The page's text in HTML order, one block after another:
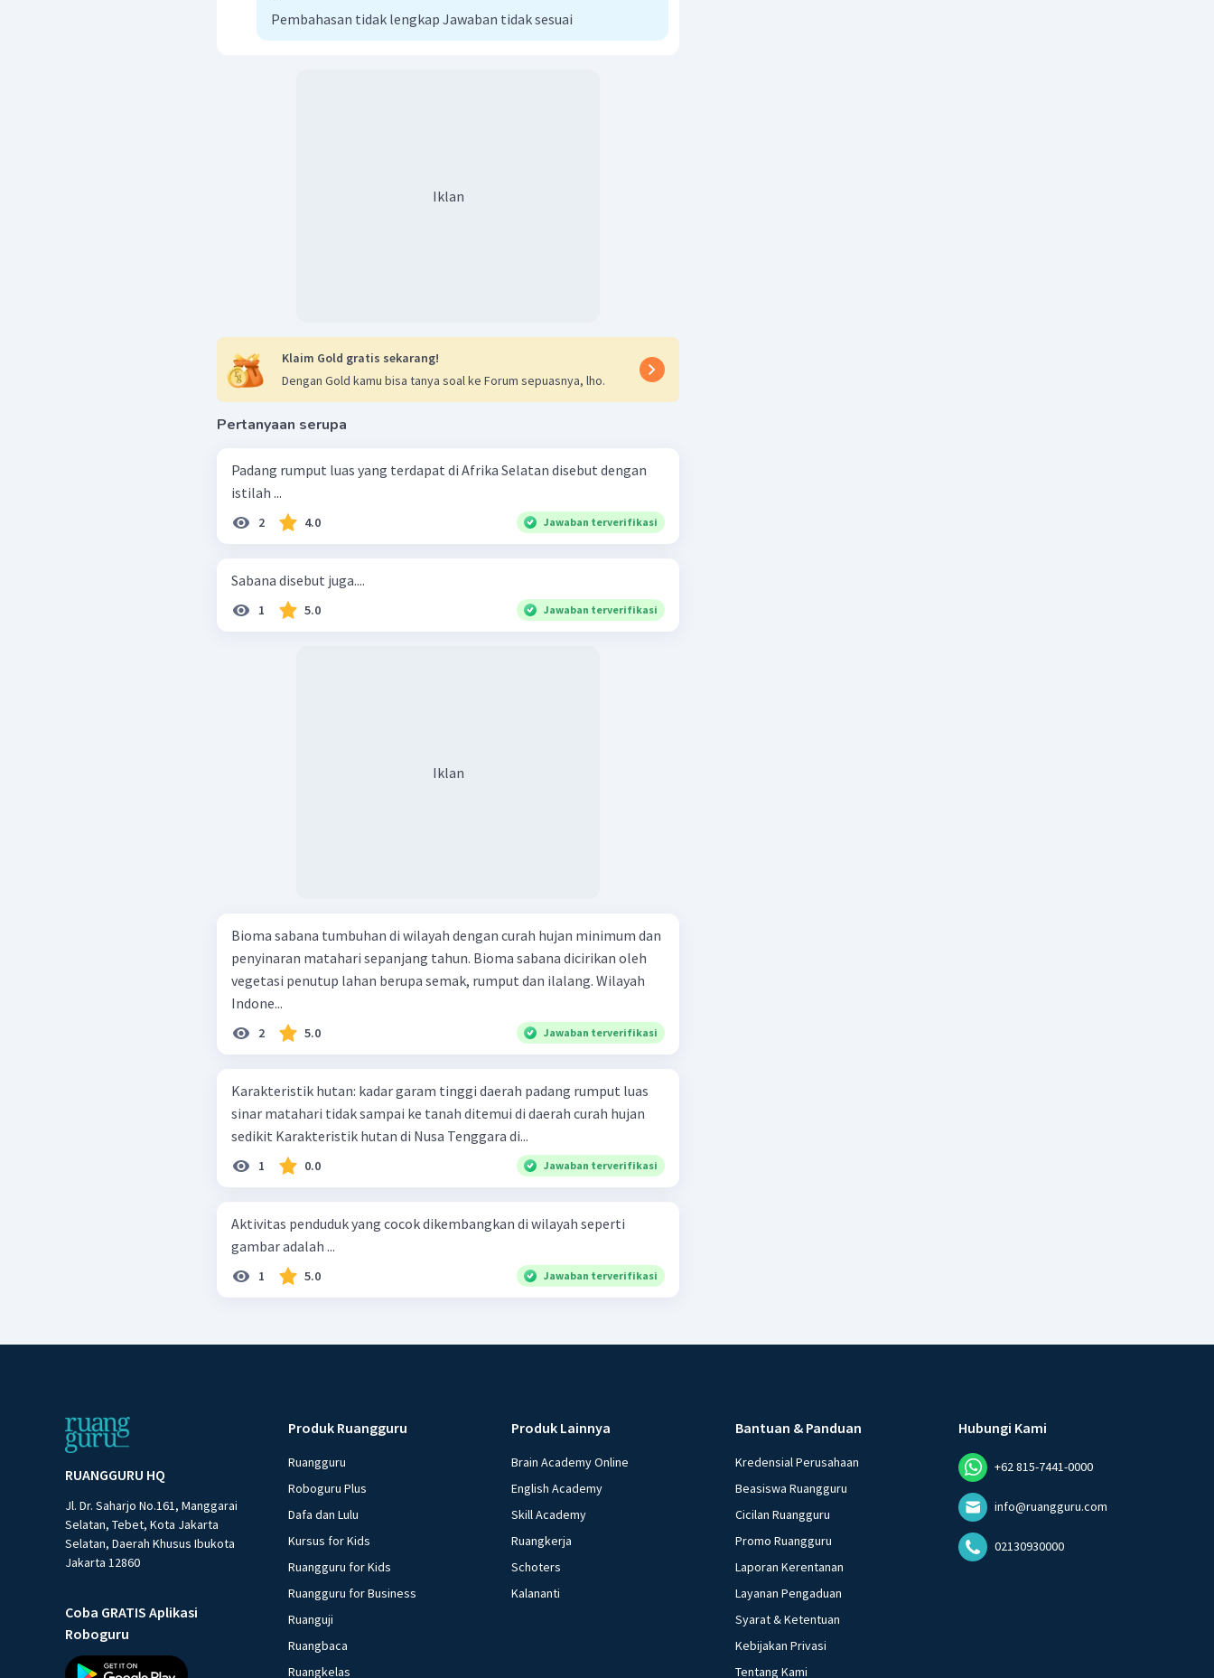
Pembahasan tidak lengkap Jawaban tidak sesuai
Iklan
Klaim Gold gratis sekarang!
Dengan Gold kamu bisa tanya soal ke Forum sepuasnya, lho.
Pertanyaan serupa
Padang rumput luas yang terdapat di Afrika Selatan disebut dengan
istilah ...
2 4.0 Jawaban terverifikasi
Sabana disebut juga....
1 5.0 Jawaban terverifikasi
Iklan
Bioma sabana tumbuhan di wilayah dengan curah hujan minimum dan
penyinaran matahari sepanjang tahun. Bioma sabana dicirikan oleh
vegetasi penutup lahan berupa semak, rumput dan ilalang. Wilayah
Indone...
2 5.0 Jawaban terverifikasi
Karakteristik hutan: kadar garam tinggi daerah padang rumput luas
sinar matahari tidak sampai ke tanah ditemui di daerah curah hujan
sedikit Karakteristik hutan di Nusa Tenggara di...
1 0.0 Jawaban terverifikasi
Aktivitas penduduk yang cocok dikembangkan di wilayah seperti
gambar adalah ...
1 5.0 Jawaban terverifikasi
RUANGGURU HQ
Jl. Dr. Saharjo No.161, Manggarai
Selatan, Tebet, Kota Jakarta
Selatan, Daerah Khusus Ibukota
Jakarta 12860
Coba GRATIS Aplikasi
Roboguru
Produk Ruangguru
Ruangguru
Roboguru Plus
Dafa dan Lulu
Kursus for Kids
Ruangguru for Kids
Ruangguru for Business
Ruanguji
Ruangbaca
Ruangkelas
Produk Lainnya
Brain Academy Online
English Academy
Skill Academy
Ruangkerja
Schoters
Kalananti
Bantuan & Panduan
Kredensial Perusahaan
Beasiswa Ruangguru
Cicilan Ruangguru
Promo Ruangguru
Laporan Kerentanan
Layanan Pengaduan
Syarat & Ketentuan
Kebijakan Privasi
Tentang Kami
Hubungi Kami
+62 815-7441-0000
info@ruangguru.com
02130930000